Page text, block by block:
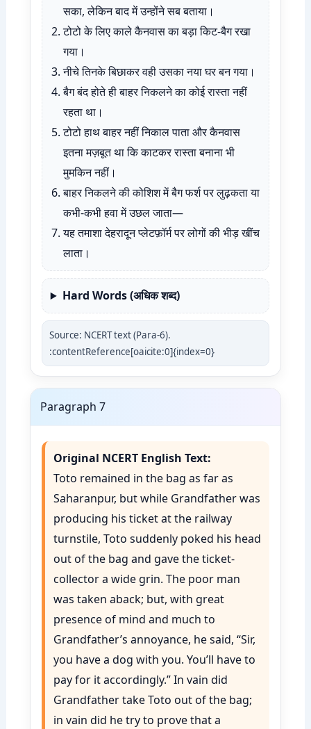
सका, लेकिन बाद में उन्होंने सब बताया।
टोटो के लिए काले कैनवास का बड़ा किट-बैग रखा
गया।
नीचे तिनके बिछाकर वही उसका नया घर बन गया।
बैग बंद होते ही बाहर निकलने का कोई रास्ता नहीं
रहता था।
टोटो हाथ बाहर नहीं निकाल पाता और कैनवास
इतना मज़बूत था कि काटकर रास्ता बनाना भी
मुमकिन नहीं।
बाहर निकलने की कोशिश में बैग फर्श पर लुढ़कता या
कभी-कभी हवा में उछल जाता—
यह तमाशा देहरादून प्लेटफ़ॉर्म पर लोगों की भीड़ खींच
लाता।
Hard Words (अधिक शब्द)
Source: NCERT text (Para-6).
:contentReference[oaicite:0]{index=0}
Paragraph 7
Original NCERT English Text:
Toto remained in the bag as far as
Saharanpur, but while Grandfather was
producing his ticket at the railway
turnstile, Toto suddenly poked his head
out of the bag and gave the ticket-
collector a wide grin. The poor man
was taken aback; but, with great
presence of mind and much to
Grandfather’s annoyance, he said, “Sir,
you have a dog with you. You’ll have to
pay for it accordingly.” In vain did
Grandfather take Toto out of the bag;
in vain did he try to prove that a